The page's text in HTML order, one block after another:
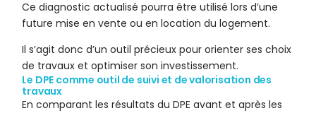
Ce diagnostic actualisé pourra être utilisé lors d’une
future mise en vente ou en location du logement.
Il s’agit donc d’un outil précieux pour orienter ses choix
de travaux et optimiser son investissement.
Le DPE comme outil de suivi et de valorisation des
travaux
En comparant les résultats du DPE avant et après les